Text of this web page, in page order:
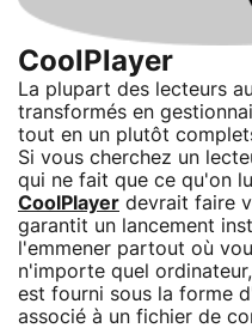
CoolPlayer
La plupart des lecteurs
transformés en
tout en un plutôt
Si vous cherchez un
qui ne fait que ce qu'on
CoolPlayer devrait faire
garantit un lancement
l'emmener partout où
n'importe quel
est fourni sous la forme
associé à un fichier de